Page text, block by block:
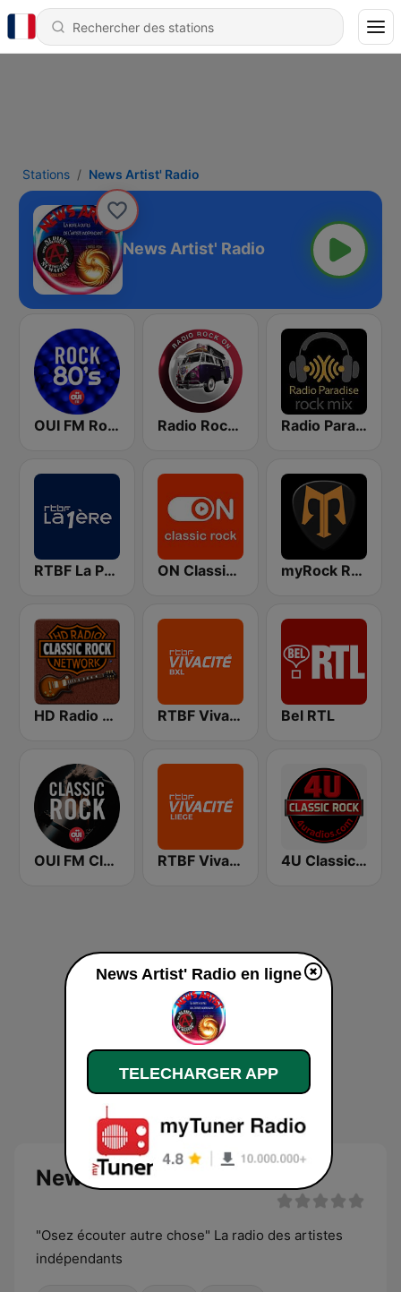
Stations News Artist' Radio
News Artist' Radio
OUI FM Rock 80's Radio Rock On Radio Paradise - Rock Mix
RTBF La Première ON Classic Rock myRock Radio
HD Radio - Classic Rock RTBF VivaCité Bruxelles Bel RTL
OUI FM Classic Rock RTBF VivaCité Liège 4U Classic Rock
News Artist' Radio
"Osez écouter autre chose" La radio des artistes
indépendants
News Artist' Radio en ligne
TELECHARGER APP